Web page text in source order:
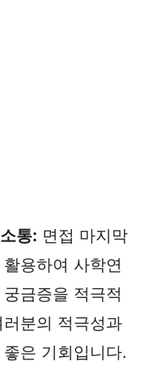
통: 면접 마지막
용하여 사학연
금증을 적극적
분의 적극성과
은 기회입니다.